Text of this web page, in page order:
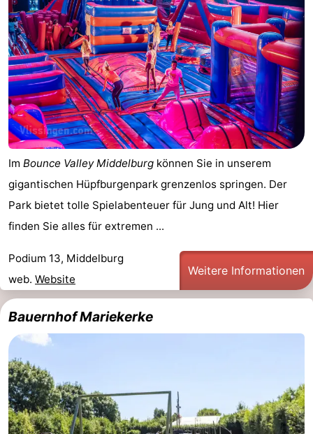
Im Bounce Valley Middelburg können Sie in unserem
gigantischen Hüpfburgenpark grenzenlos springen. Der
Park bietet tolle Spielabenteuer für Jung und Alt! Hier
finden Sie alles für extremen ...
Podium 13, Middelburg
web. Website
Weitere Informationen
Bauernhof Mariekerke